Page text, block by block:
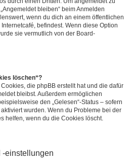
bleiben“ beim Anmelden
wenn du dich an einem öffentlichen
befindest. Wenn diese Option
sie vermutlich von der Board-
löschen“?
die phpBB erstellt hat und die dafür
bleibst. Außerdem ermöglichen
den „Gelesen“-Status – sofern
wurden. Wenn du Probleme bei der
helfen, wenn du die Cookies löscht.
-einstellungen